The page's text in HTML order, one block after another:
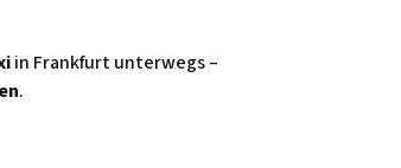
in Frankfurt unterwegs –
.